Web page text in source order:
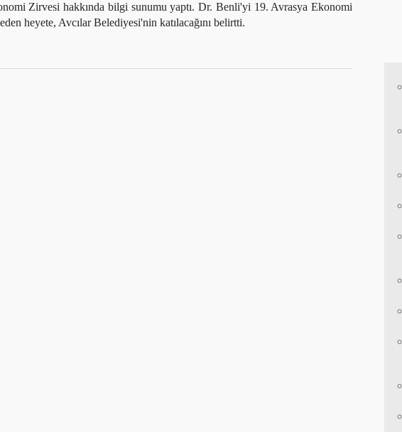
Zirvesi hakkında bilgi sunumu yaptı. Dr. Benli'yi 19. Avrasya Ekonomi
heyete, Avcılar Belediyesi'nin katılacağını belirtti.